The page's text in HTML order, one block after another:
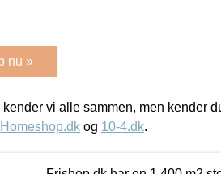
nu »
vi alle sammen, men kender
Homeshop.dk og 10-4.dk.